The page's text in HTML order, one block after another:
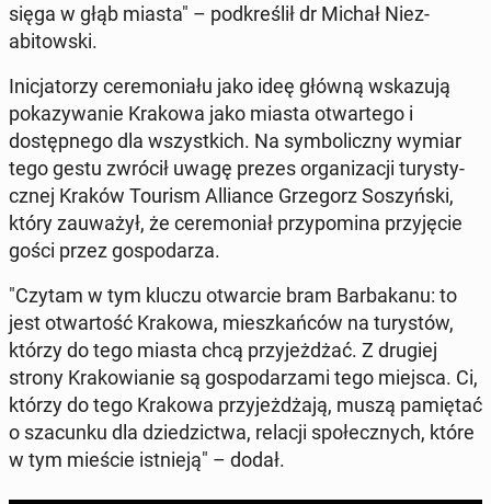
sięga w głąb miasta" – pod­kreślił dr Michał Niez­
abitows­ki.
In­ic­ja­torzy cer­e­mo­ni­ału jako ideę główną wskazu­ją
pokazy­wanie Krakowa jako miasta ot­wartego i
dostęp­nego dla wszys­t­kich. Na sym­bol­iczny wymiar
tego gestu zwrócił uwagę prezes or­ga­ni­za­cji tu­rysty­
cznej Kraków Tourism Al­liance Grze­gorz Soszyńs­ki,
który za­uważył, że cer­e­mo­ni­ał przy­pom­i­na przyję­cie
gości przez gospo­darza.
"Czytam w tym kluczu ot­war­cie bram Bar­bakanu: to
jest ot­wartość Krakowa, mieszkańców na tu­rys­tów,
którzy do tego miasta chcą przy­jeżdżać. Z drugiej
strony Krakowian­ie są gospo­darza­mi tego miejsca. Ci,
którzy do tego Krakowa przy­jeżdża­ją, muszą pamię­tać
o sza­cunku dla dziedz­ict­wa, relacji społecznych, które
w tym mieście ist­nieją" – dodał.